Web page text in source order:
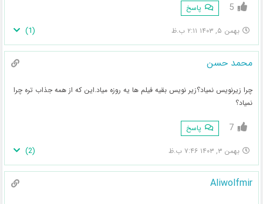
5 پاسخ
بهمن ۵, ۱۴۰۳ ۲:۱۱ ب.ظ (
1
)
محمد حسن
چرا زیرنویس نمیاد؟زیر نویس بقیه فیلم ها یه روزه میاد.این که از همه جذاب تره چرا
نمیاد؟
7 پاسخ
بهمن ۳, ۱۴۰۳ ۷:۴۶ ب.ظ (
2
)
Aliwolfmir